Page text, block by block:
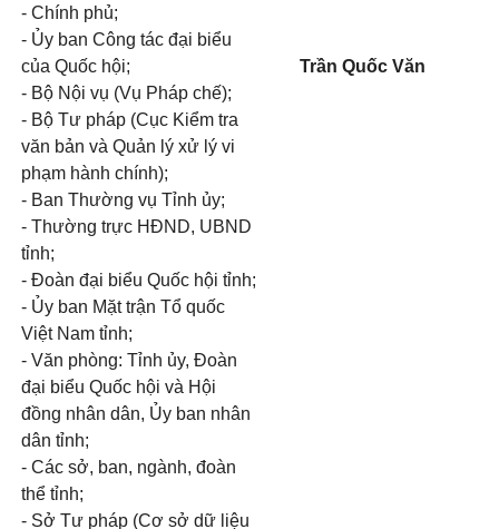
- Chính phủ;
- Ủy ban Công tác đại biểu
của Quốc hội;
- Bộ Nội vụ (Vụ Pháp chế);
- Bộ Tư pháp (Cục Kiểm tra
văn bản và Quản lý xử lý vi
phạm hành chính);
- Ban Thường vụ Tỉnh ủy;
- Thường trực HĐND, UBND
tỉnh;
- Đoàn đại biểu Quốc hội tỉnh;
- Ủy ban Mặt trận Tổ quốc
Việt Nam tỉnh;
- Văn phòng: Tỉnh ủy, Đoàn
đại biểu Quốc hội và Hội
đồng nhân dân, Ủy ban nhân
dân tỉnh;
- Các sở, ban, ngành, đoàn
thể tỉnh;
- Sở Tư pháp (Cơ sở dữ liệu
Trần Quốc Văn